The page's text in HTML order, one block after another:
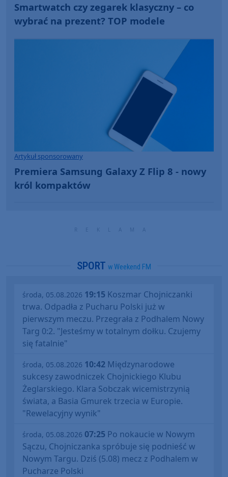
Smartwatch czy zegarek klasyczny – co
wybrać na prezent? TOP modele
Artykuł sponsorowany
Premiera Samsung Galaxy Z Flip 8 - nowy
król kompaktów
SPORT w Weekend FM
środa, 05.08.2026 19:15 Koszmar Chojniczanki
trwa. Odpadła z Pucharu Polski już w
pierwszym meczu. Przegrała z Podhalem Nowy
Targ 0:2. "Jesteśmy w totalnym dołku. Czujemy
się fatalnie"
środa, 05.08.2026 10:42 Międzynarodowe
sukcesy zawodniczek Chojnickiego Klubu
Żeglarskiego. Klara Sobczak wicemistrzynią
świata, a Basia Gmurek trzecia w Europie.
"Rewelacyjny wynik"
środa, 05.08.2026 07:25 Po nokaucie w Nowym
Sączu, Chojniczanka spróbuje się podnieść w
Nowym Targu. Dziś (5.08) mecz z Podhalem w
Pucharze Polski